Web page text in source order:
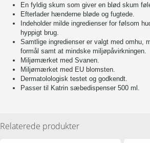
En fyldig skum som giver en blød skum
Efterlader hænderne bløde og fugtede.
Indeholder milde ingredienser for følsom
hyppigt brug.
Samtlige ingredienser er valgt med omhu,
formål samt at mindske miljøpåvirkningen.
Miljømærket med Svanen.
Miljømærket med EU blomsten.
Dermatolologisk testet og godkendt.
Passer til Katrin sæbedispenser 500 ml.
Relaterede produkter